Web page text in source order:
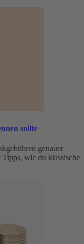
sollte
genauer
wie du klassische